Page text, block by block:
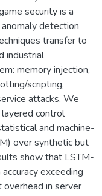
security is a
detection
transfer to
industrial
memory injection,
scripting,
attacks. We
control
and machine-
over synthetic but
show that LSTM-
exceeding
in server